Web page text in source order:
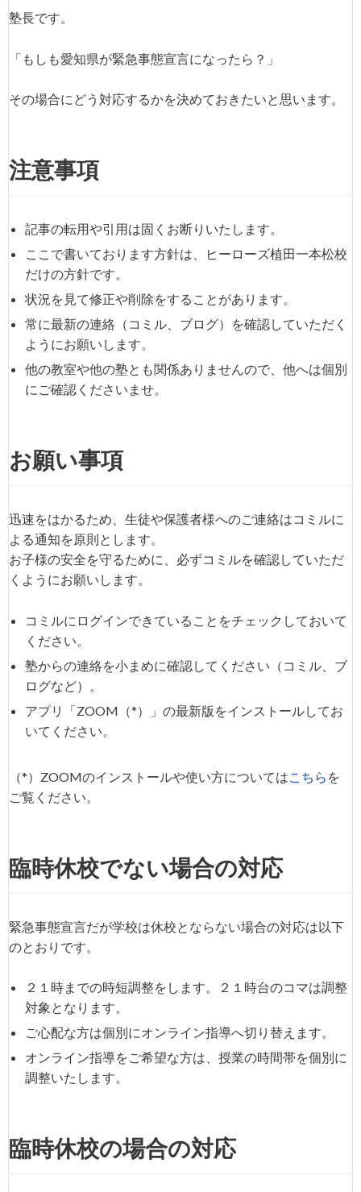
塾長です。
「もしも愛知県が緊急事態宣言になったら？」
その場合にどう対応するかを決めておきたいと思います。
注意事項
記事の転用や引用は固くお断りいたします。
ここで書いております方針は、ヒーローズ植田一本松校
だけの方針です。
状況を見て修正や削除をすることがあります。
常に最新の連絡（コミル、ブログ）を確認していただく
ようにお願いします。
他の教室や他の塾とも関係ありませんので、他へは個別
にご確認くださいませ。
お願い事項
迅速をはかるため、生徒や保護者様へのご連絡はコミルに
よる通知を原則とします。
お子様の安全を守るために、必ずコミルを確認していただ
くようにお願いします。
コミルにログインできていることをチェックしておいて
ください。
塾からの連絡を小まめに確認してください（コミル、ブ
ログなど）。
アプリ「ZOOM（*）」の最新版をインストールしてお
いてください。
（*）ZOOMのインストールや使い方については こちら を
ご覧ください。
臨時休校でない場合の対応
緊急事態宣言だが学校は休校とならない場合の対応は以下
のとおりです。
２１時までの時短調整をします。２１時台のコマは調整
対象となります。
ご心配な方は個別にオンライン指導へ切り替えます。
オンライン指導をご希望な方は、授業の時間帯を個別に
調整いたします。
臨時休校の場合の対応